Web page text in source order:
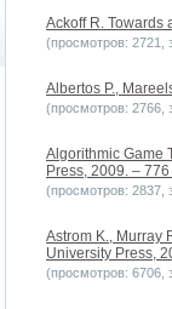
Ackoff R. Towards
(просмотров: 2721,
Albertos P.,
(просмотров: 2766,
Algorithmic Game
Press, 2009. – 776
(просмотров: 2837,
Astrom K., Murray
University Press,
(просмотров: 6706,